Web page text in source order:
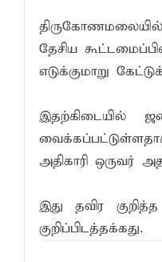
நிதி
15
தேசிய
எடுக்குமாறு
இதற்கிடையில்
அதிகாரி ஒருவர்
இது தவிர
குறிப்பிடத்தக்கது.